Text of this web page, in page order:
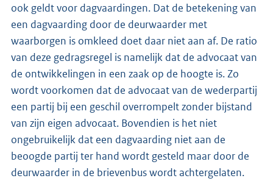
ook geldt voor dagvaardingen. Dat de betekening van
een dagvaarding door de deurwaarder met
waarborgen is omkleed doet daar niet aan af. De ratio
van deze gedragsregel is namelijk dat de advocaat van
de ontwikkelingen in een zaak op de hoogte is. Zo
wordt voorkomen dat de advocaat van de wederpartij
een partij bij een geschil overrompelt zonder bijstand
van zijn eigen advocaat. Bovendien is het niet
ongebruikelijk dat een dagvaarding niet aan de
beoogde partij ter hand wordt gesteld maar door de
deurwaarder in de brievenbus wordt achtergelaten.